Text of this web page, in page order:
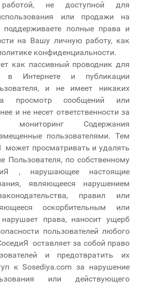
работой, не доступной для
или продажи на
полные права и
на Вашу личную работу, как
конфиденциальности.
как пассивный проводник для
в Интернете и публикации
и не имеет никаких
просмотр сообщений или
и не несет ответственности за
мониторинг Содержания
пользователями. Тем
может просматривать и удалять
Пользователя, по собственному
, нарушающее настоящие
являющееся нарушением
правил или
оскорбительным или
права, наносит ущерб
пользователей любого
оставляет за собой право
и предотвратить их
к Sosediya.com за нарушение
или действующего